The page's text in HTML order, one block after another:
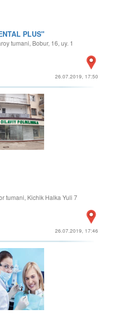
PLUS"
tumani, Bobur, 16, uy. 1
26.07.2019, 17:50
tumani, Kichik Halka Yuli 7
26.07.2019, 17:46